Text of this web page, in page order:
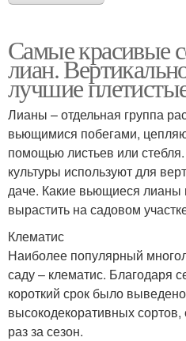
Самые красивые
лиан.
лучшие
Лианы – отдельная группа
вьющимися побегами,
помощью листьев или
культуры используют для
даче. Какие вьющиеся лианы
вырастить на садовом
Клематис
Наиболее популярный
саду – клематис. Благодаря
короткий срок было
высокодекоративных
раз за сезон.